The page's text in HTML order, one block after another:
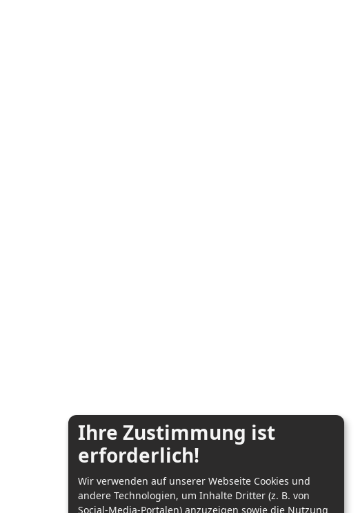
Ihre Zustimmung ist
erforderlich!
Wir verwenden auf unserer Webseite Cookies und
andere Technologien, um Inhalte Dritter (z. B. von
Social-Media-Portalen) anzuzeigen sowie die Nutzung